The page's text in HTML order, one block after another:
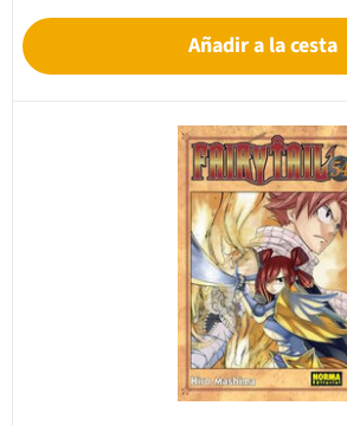
Añadir a la cesta